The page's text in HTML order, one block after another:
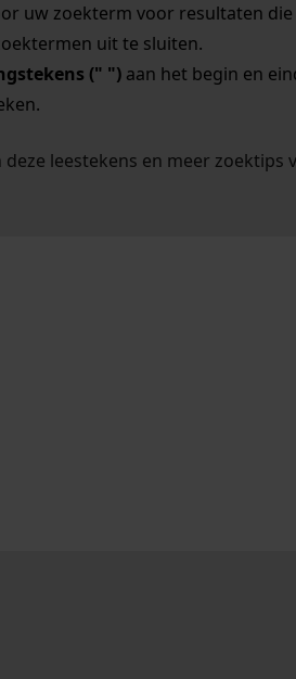
uw zoekterm voor resultaten die
uit te sluiten.
(" ")aan het begin en
leestekens en meer zoektips